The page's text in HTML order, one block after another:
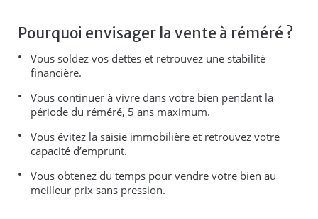
Pourquoi envisager la vente à réméré ?
Vous soldez vos dettes et retrouvez une stabilité
financière.
Vous continuer à vivre dans votre bien pendant la
période du réméré, 5 ans maximum.
Vous évitez la saisie immobilière et retrouvez votre
capacité d’emprunt.
Vous obtenez du temps pour vendre votre bien au
meilleur prix sans pression.